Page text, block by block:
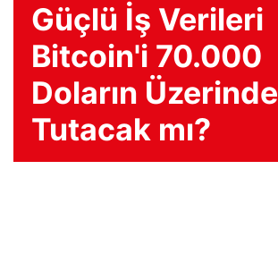
Güçlü İş Verileri
Bitcoin'i 70.000
Doların Üzerinde
Tutacak mı?